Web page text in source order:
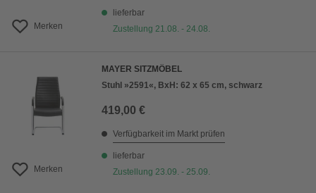
Merken
lieferbar
Zustellung 21.08. - 24.08.
Merken
MAYER SITZMÖBEL
Stuhl »2591«, BxH: 62 x 65 cm, schwarz
419,00 €
Verfügbarkeit im Markt prüfen
lieferbar
Zustellung 23.09. - 25.09.